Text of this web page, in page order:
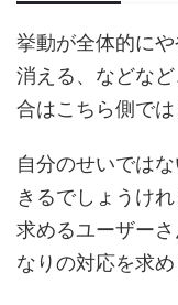
挙動が全体的に
消える、などな
合はこちら側では
自分のせいでは
きるでしょうけ
求めるユーザー
なりの対応を求め